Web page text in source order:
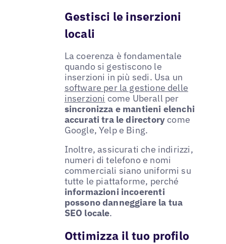
Gestisci le inserzioni
locali
La coerenza è fondamentale
quando si gestiscono le
inserzioni in più sedi. Usa un
software per la gestione delle
inserzioni come Uberall per
sincronizza e mantieni elenchi
accurati tra le directorycome
Google, Yelp e Bing.
Inoltre, assicurati che indirizzi,
numeri di telefono e nomi
commerciali siano uniformi su
tutte le piattaforme, perché
informazioni incoerenti
possono danneggiare la tua
SEO locale.
Ottimizza il tuo profilo